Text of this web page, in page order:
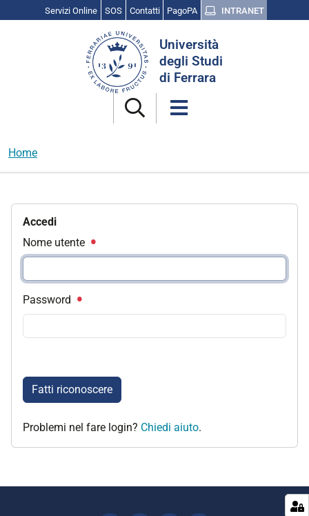
Servizi Online SOS Contatti PagoPA INTRANET
Università
degli Studi
di Ferrara
Home
Accedi
Nome utente
Password
Fatti riconoscere
Problemi nel fare login? Chiedi aiuto.